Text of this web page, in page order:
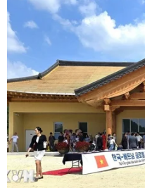
TIN CÙNG
Kho bạc Nhà nước:
đạt 1.896.176 tỷ đồng,
toán
07/08/2026 06:21
Thanh Hóa công khai